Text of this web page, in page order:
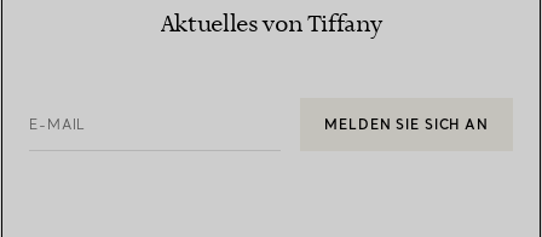
Aktuelles von Tiffany
E-MAIL MELDEN SIE SICH AN